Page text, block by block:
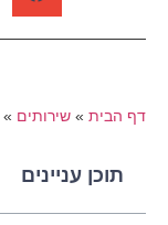
דף הבית» שירותים»
תוכן עניינים